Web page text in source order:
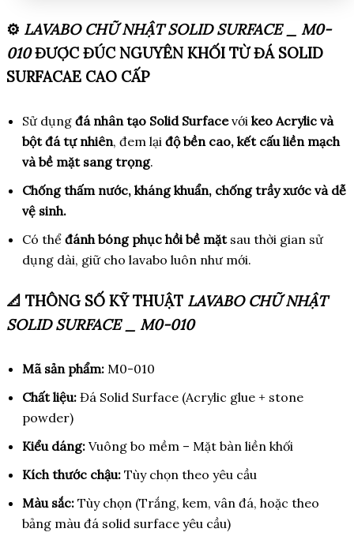
⚙️ LAVABO CHỮ NHẬT SOLID SURFACE _ M0-
010ĐƯỢC ĐÚC NGUYÊN KHỐI TỪ ĐÁ SOLID
SURFACAE CAO CẤP
Sử dụng đá nhân tạo Solid Surfacevới keo Acrylic và
bột đá tự nhiên, đem lại độ bền cao, kết cấu liền mạch
và bề mặt sang trọng.
Chống thấm nước, kháng khuẩn, chống trầy xước và dễ
vệ sinh.
Có thể đánh bóng phục hồi bề mặtsau thời gian sử
dụng dài, giữ cho lavabo luôn như mới.
📐 THÔNG SỐ KỸ THUẬT LAVABO CHỮ NHẬT
SOLID SURFACE _ M0-010
Mã sản phẩm: M0-010
Chất liệu: Đá Solid Surface (Acrylic glue + stone
powder)
Kiểu dáng: Vuông bo mềm – Mặt bàn liền khối
Kích thước chậu: Tùy chọn theo yêu cầu
Màu sắc: Tùy chọn (Trắng, kem, vân đá, hoặc theo
bảng màu đá solid surface yêu cầu)